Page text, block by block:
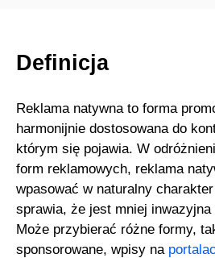
Definicja
Reklama natywna to forma
harmonijnie dostosowana do
którym się pojawia. W
form reklamowych, reklama
wpasować w naturalny
sprawia, że jest mniej
Może przybierać różne formy,
sponsorowane, wpisy na